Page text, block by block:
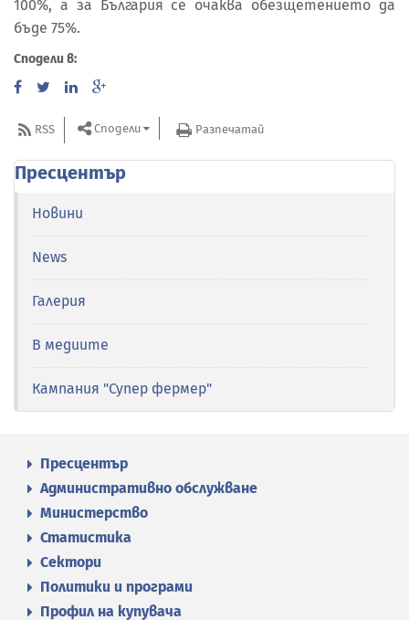
100%, а за България се очаква обезщетението да
бъде 75%.
Сподели в:
RSS Сподели Разпечатай
Пресцентър
Новини
News
Галерия
В медиите
Кампания "Супер фермер"
Пресцентър
Административно обслужване
Министерство
Статистика
Сектори
Политики и програми
Профил на купувача